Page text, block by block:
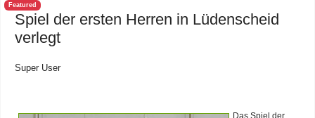
Featured
Spiel der ersten Herren in Lüdenscheid
verlegt
Super User
Das Spiel der